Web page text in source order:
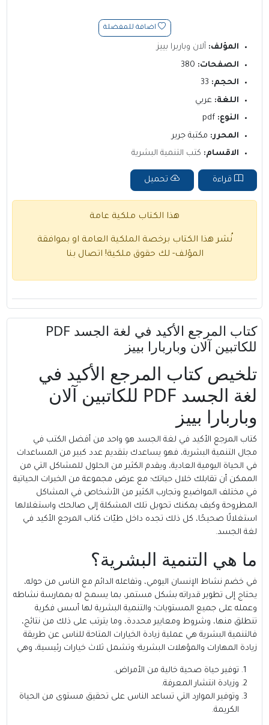
اضافة للمفضلة
المؤلف: آلان وباربرا بييز
الصفحات:
الحجم:
اللغة: عربي
النوع:
المحرر: مكتبة جرير
الاقسام: كتب التنمية البشرية
قراءة تحميل
هذا الكتاب ملكية عامة
نُشر هذا الكتاب برخصة الملكية العامة او بموافقة
المؤلف- لك حقوق ملكية! اتصال بنا
كتاب المرجع الأكيد في لغة الجسد PDF
للكاتبين آلان وباربارا بييز
تلخيص كتاب المرجع الأكيد في
لغة الجسد PDF للكاتبين آلان
وباربارا بييز
كتاب المرجع الأكيد في لغة الجسد هو واحد من أفضل الكتب في
مجال التنمية البشرية، فهو يساعدك بتقديم عدد كبير من المساعدات
في الحياة اليومية العادية، ويقدم الكثير من الحلول للمشاكل التي من
الممكن أن تقابلك خلال حياتك؛ مع عرض مجموعة من الخبرات الحياتية
في مختلف المواضيع وتجارب الكثير من الأشخاص في المشاكل
المطروحة وكيف يمكنك تحويل تلك المشكلة إلى صالحك واستغلالها
استغلالًا صحيحًا، كل ذلك تجده داخل طيّات كتاب المرجع الأكيد في
لغة الجسد.
ما هي التنمية البشرية؟
في خضم نشاط الإنسان اليومي، وتفاعله الدائم مع الناس من حوله،
يحتاج إلى تطوير قدراته بشكل مستمر، بما يسمح له بممارسة نشاطه
وعمله على جميع المستويات؛ والتنمية البشرية لها أسس فكرية
تنطلق منها، وشروط ومعايير محددة، وما يترتب على ذلك من نتائج،
فالتنمية البشرية هي عملية زيادة الخيارات المتاحة للناس عن طريقة
زيادة المهارات والمؤهلات البشرية؛ وتشمل ثلاث خيارات رئيسية، وهي
توفير حياة صحية خالية من الأمراض.
وزيادة انتشار المعرفة.
وتوفير الموارد التي تساعد الناس على تحقيق مستوى من الحياة
الكريمة.